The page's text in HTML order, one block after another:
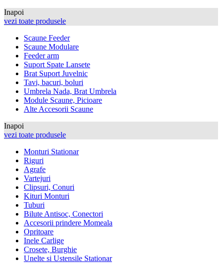
Inapoi
vezi toate produsele
Scaune Feeder
Scaune Modulare
Feeder arm
Suport Spate Lansete
Brat Suport Juvelnic
Tavi, bacuri, boluri
Umbrela Nada, Brat Umbrela
Module Scaune, Picioare
Alte Accesorii Scaune
Inapoi
vezi toate produsele
Monturi Stationar
Riguri
Agrafe
Vartejuri
Clipsuri, Conuri
Kituri Monturi
Tuburi
Bilute Antisoc, Conectori
Accesorii prindere Momeala
Opritoare
Inele Carlige
Crosete, Burghie
Unelte si Ustensile Stationar